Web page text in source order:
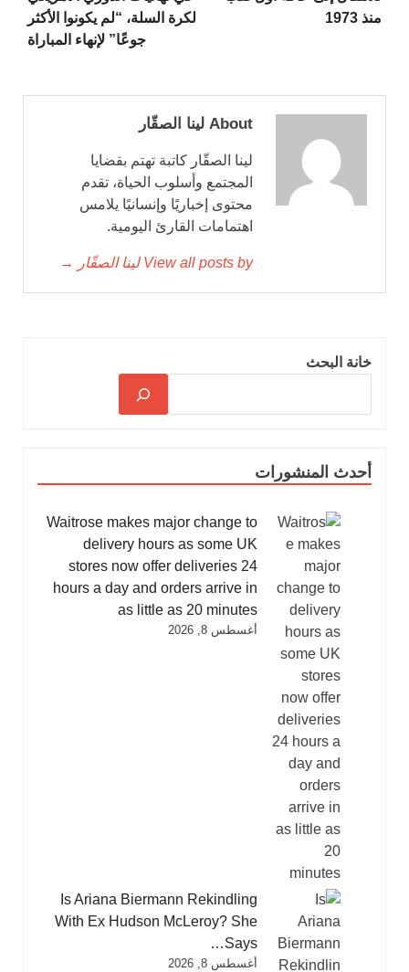
منذ 1973
لكرة السلة، “لم يكونوا الأكثر
جوعًا” لإنهاء المباراة
About لينا الصقّار
لينا الصقّار كاتبة تهتم بقضايا
المجتمع وأسلوب الحياة، تقدم
محتوى إخباريًا وإنسانيًا يلامس
اهتمامات القارئ اليومية.
View all posts by لينا الصقّار →
خانة البحث
أحدث المنشورات
Waitrose makes major change to
delivery hours as some UK
stores now offer deliveries 24
hours a day and orders arrive in
as little as 20 minutes
أغسطس 8, 2026
Is Ariana Biermann Rekindling
With Ex Hudson McLeroy? She
Says…
أغسطس 8, 2026